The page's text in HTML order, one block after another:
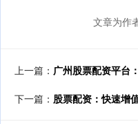
文章为作
上一篇： 广州股票配资平台
下一篇： 股票配资：快速增